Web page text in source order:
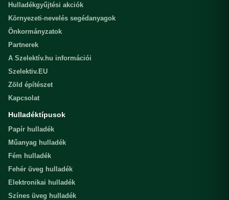
Hulladékgyűjtési akciók
Környezeti-nevelés segédanyagok
Önkormányzatok
Partnerek
A Szelektív.hu információi
Szelektiv.EU
Zöld építészet
Kapcsolat
Hulladéktípusok
Papír hulladék
Műanyag hulladék
Fém hulladék
Fehér üveg hulladék
Elektronikai hulladék
Színes üveg hulladék